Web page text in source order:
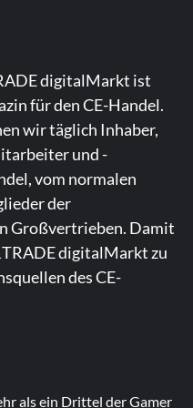
in
Märkten aus
immer mehr auf
digitalMarkt ist
für den CE-Handel.
wir täglich Inhaber,
und -
vom normalen
der
Großvertrieben. Damit
digitalMarkt zu
des CE-
und verschiedene
App ermöglicht
farbenfrohe
große Auswahl an
ist auf eine
Spielautomaten
legt den Schwerpunkt
als ein Drittel der Gamer